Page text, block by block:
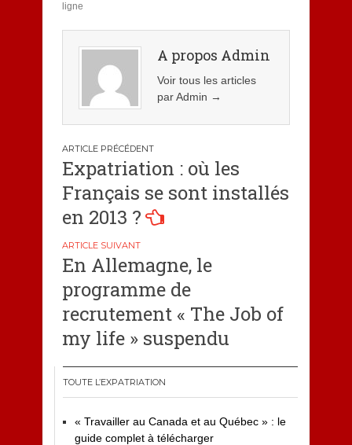
ligne
A propos Admin
Voir tous les articles
par Admin →
Navigation
de
l’article
Expatriation : où les
Français se sont installés
en 2013 ?
En Allemagne, le
programme de
recrutement « The Job of
my life » suspendu
TOUTE L’EXPATRIATION
« Travailler au Canada et au Québec » : le
guide complet à télécharger